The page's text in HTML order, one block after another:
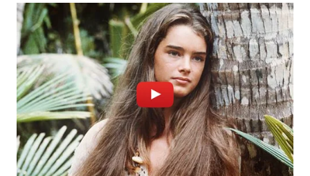
WN
MALUKU
WN
MALUT
WN
DAIRI